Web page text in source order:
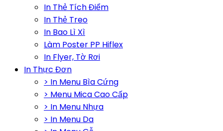
In Thẻ Tích Điểm
In Thẻ Treo
In Bao Lì Xì
Làm Poster PP Hiflex
In Flyer, Tờ Rơi
In Thực Đơn
> In Menu Bìa Cứng
> Menu Mica Cao Cấp
> In Menu Nhựa
> In Menu Da